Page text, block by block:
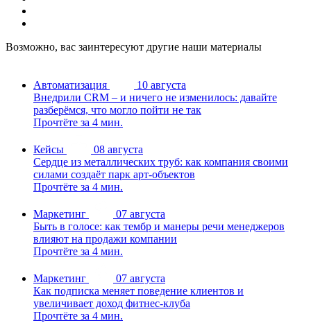
Возможно, вас заинтересуют другие наши материалы
Автоматизация
10 августа
Внедрили CRM – и ничего не изменилось: давайте
разберёмся, что могло пойти не так
Прочтёте за 4 мин.
Кейсы
08 августа
Сердце из металлических труб: как компания своими
силами создаёт парк арт-объектов
Прочтёте за 4 мин.
Маркетинг
07 августа
Быть в голосе: как тембр и манеры речи менеджеров
влияют на продажи компании
Прочтёте за 4 мин.
Маркетинг
07 августа
Как подписка меняет поведение клиентов и
увеличивает доход фитнес-клуба
Прочтёте за 4 мин.